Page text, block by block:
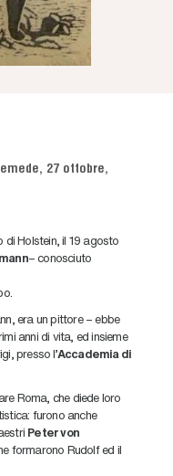
27 ottobre,
Holstein, il 19 agosto
– conosciuto
era un pittore – ebbe
anni di vita, ed insieme
presso l’Accademia di
Roma, che diede loro
furono anche
Peter von
formarono Rudolf ed il